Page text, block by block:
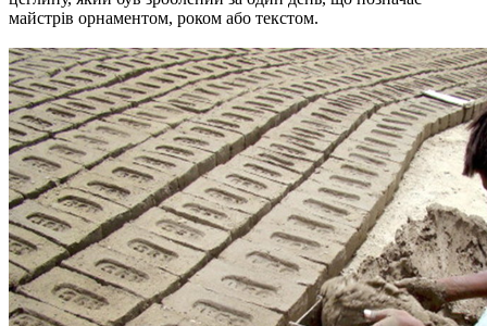
майстрів орнаментом, роком або текстом.